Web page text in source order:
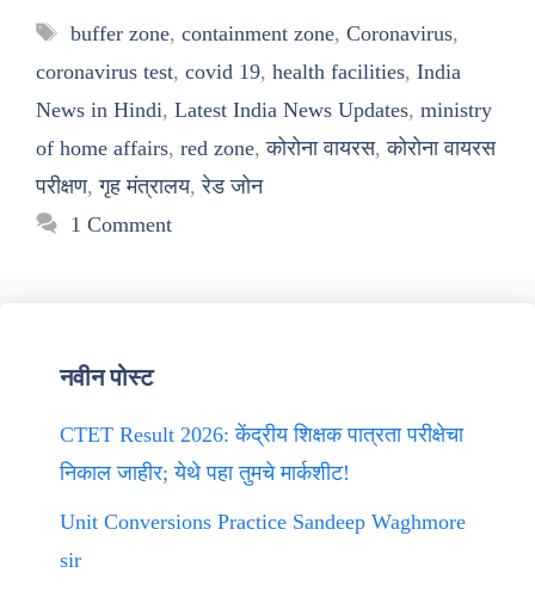
Tags
buffer zone, containment zone, Coronavirus,
coronavirus test, covid 19, health facilities, India
News in Hindi, Latest India News Updates, ministry
of home affairs, red zone,कोरोना वायरस,कोरोना वायरस
परीक्षण,गृह मंत्रालय,रेड जोन
1 Comment
नवीन पोस्ट
CTET Result 2026: केंद्रीय शिक्षक पात्रता परीक्षेचा
निकाल जाहीर; येथे पहा तुमचे मार्कशीट!
Unit Conversions Practice Sandeep Waghmore
sir